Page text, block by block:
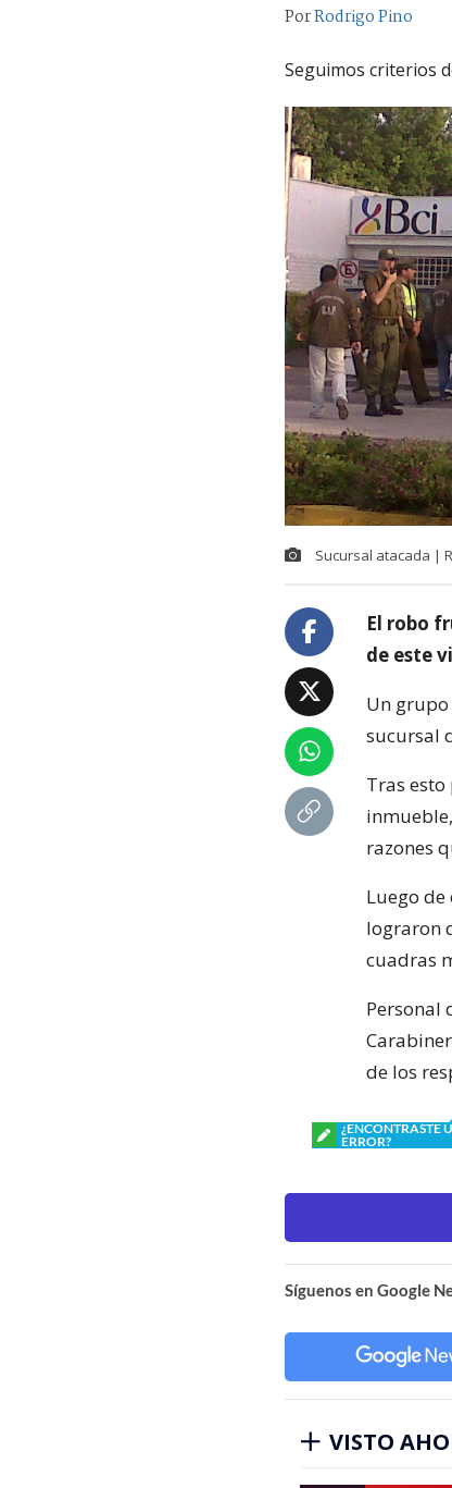
PorRodrigo Pino
Seguimos criterios
Sucursal atacada |
El robo
de este
Un grupo
sucursal
Tras
razones
Luego
lograron
cuadras
Personal
de los
¿ENCONTRASTE
ERROR?
Síguenos en Google
VISTO